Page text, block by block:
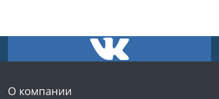
О компании